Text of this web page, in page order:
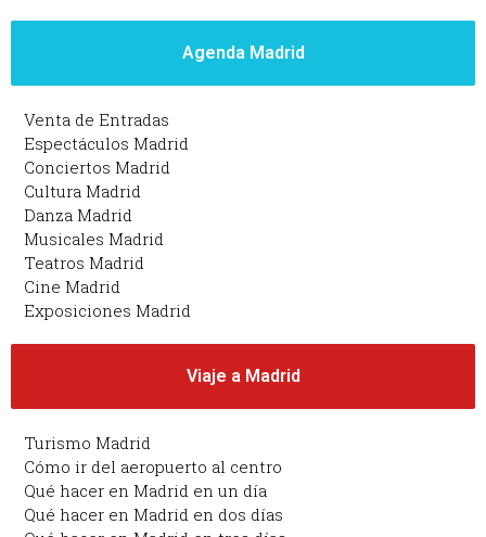
Agenda Madrid
Venta de Entradas
Espectáculos Madrid
Conciertos Madrid
Cultura Madrid
Danza Madrid
Musicales Madrid
Teatros Madrid
Cine Madrid
Exposiciones Madrid
Viaje a Madrid
Turismo Madrid
Cómo ir del aeropuerto al centro
Qué hacer en Madrid en un día
Qué hacer en Madrid en dos días